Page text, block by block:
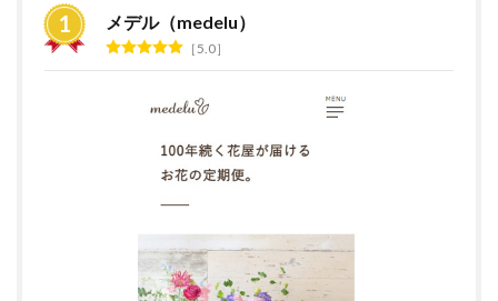
キン
グ
2
メデル（medelu）
5.0